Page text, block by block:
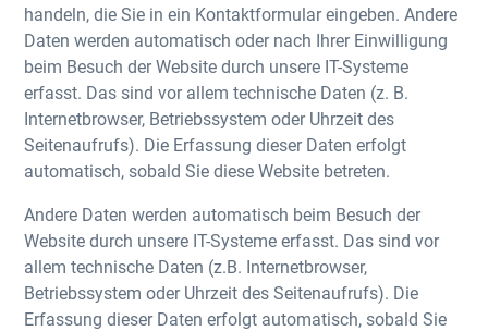
handeln, die Sie in ein Kontaktformular eingeben. Andere
Daten werden automatisch oder nach Ihrer Einwilligung
beim Besuch der Website durch unsere IT-Systeme
erfasst. Das sind vor allem technische Daten (z. B.
Internetbrowser, Betriebssystem oder Uhrzeit des
Seitenaufrufs). Die Erfassung dieser Daten erfolgt
automatisch, sobald Sie diese Website betreten.
Andere Daten werden automatisch beim Besuch der
Website durch unsere IT-Systeme erfasst. Das sind vor
allem technische Daten (z.B. Internetbrowser,
Betriebssystem oder Uhrzeit des Seitenaufrufs). Die
Erfassung dieser Daten erfolgt automatisch, sobald Sie